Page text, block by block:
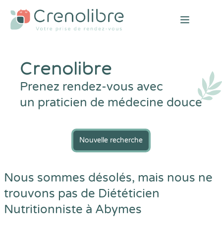
Open
Crenolibre
Prenez rendez-vous avec
un praticien de médecine douce
Nouvelle recherche
Nous sommes désolés, mais nous ne
trouvons pas de Diététicien
Nutritionniste à Abymes